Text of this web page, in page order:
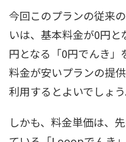
今回このプランの従来
いは、基本料金が0円と
円となる「0円でんき
料金が安いプランの提
利用するとよいでしょう
しかも、料金単価は、